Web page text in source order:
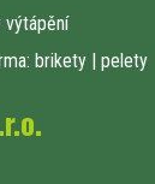
brikety | pelety